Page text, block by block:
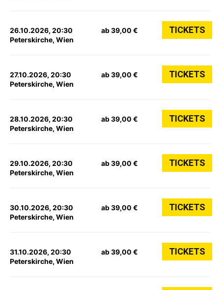
26.10.2026, 20:30
Peterskirche, Wien
ab 39,00 € TICKETS
27.10.2026, 20:30
Peterskirche, Wien
ab 39,00 € TICKETS
28.10.2026, 20:30
Peterskirche, Wien
ab 39,00 € TICKETS
29.10.2026, 20:30
Peterskirche, Wien
ab 39,00 € TICKETS
30.10.2026, 20:30
Peterskirche, Wien
ab 39,00 € TICKETS
31.10.2026, 20:30
Peterskirche, Wien
ab 39,00 € TICKETS